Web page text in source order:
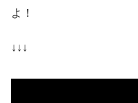
よ！
↓↓↓